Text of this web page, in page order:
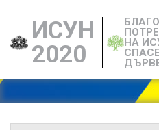
ИСУН
2020
НА